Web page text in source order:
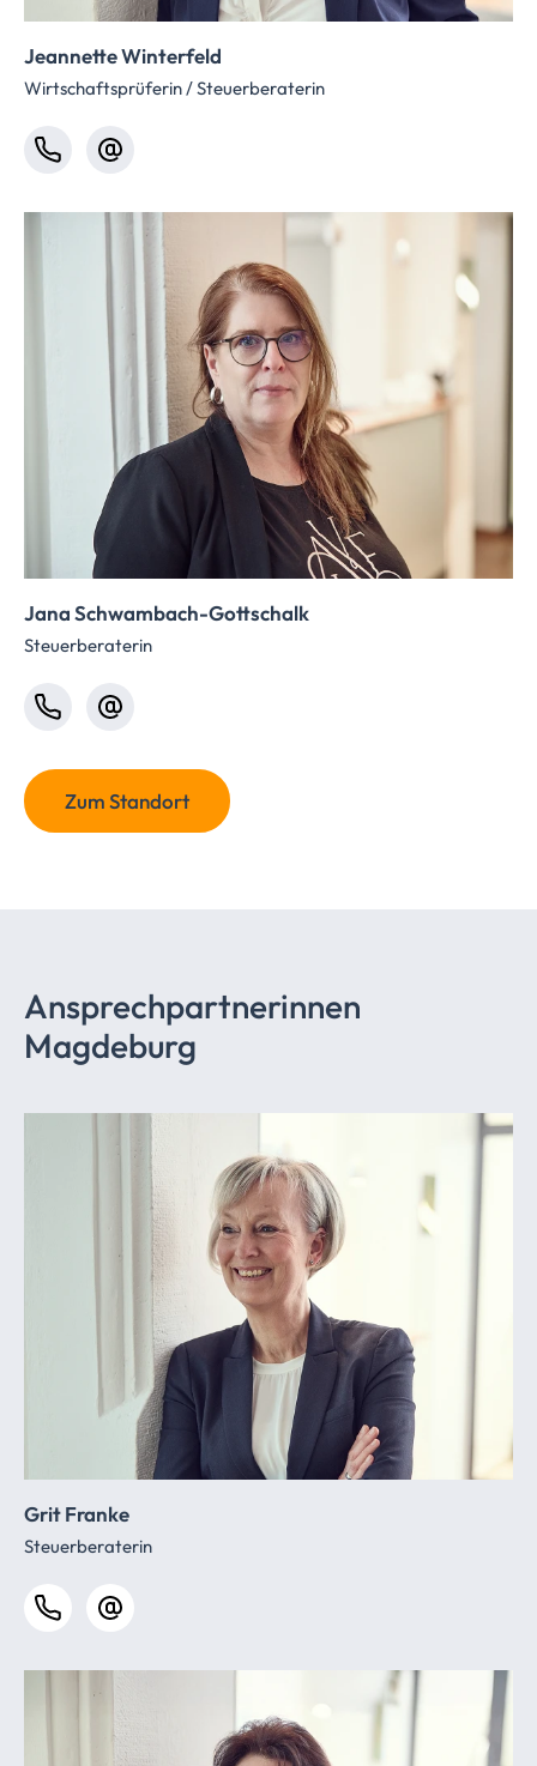
Jeannette Winterfeld
Wirtschaftsprüferin / Steuerberaterin
Jana Schwambach-Gottschalk
Steuerberaterin
Zum Standort
Ansprechpartnerinnen
Magdeburg
Grit Franke
Steuerberaterin